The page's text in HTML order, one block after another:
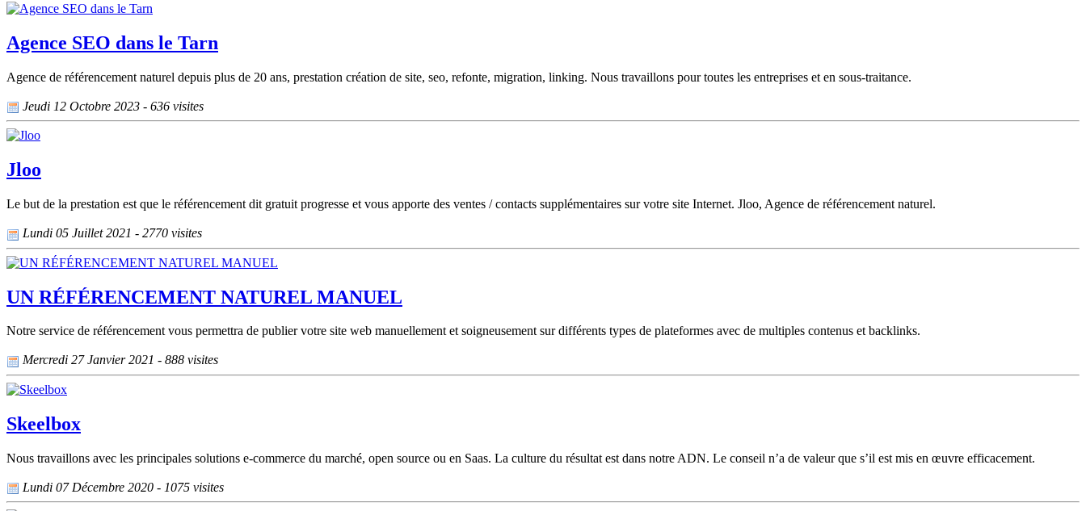
Agence SEO dans le Tarn
Agence de référencement naturel depuis plus de 20 ans, prestation création de site, seo, refonte, migration, linking. Nous travaillons pour toutes les entreprises et en sous-traitance.
Jeudi 12 Octobre 2023 - 636 visites
Jloo
Le but de la prestation est que le référencement dit gratuit progresse et vous apporte des ventes / contacts supplémentaires sur votre site Internet. Jloo, Agence de référencement naturel.
Lundi 05 Juillet 2021 - 2770 visites
UN RÉFÉRENCEMENT NATUREL MANUEL
Notre service de référencement vous permettra de publier votre site web manuellement et soigneusement sur différents types de plateformes avec de multiples contenus et backlinks.
Mercredi 27 Janvier 2021 - 888 visites
Skeelbox
Nous travaillons avec les principales solutions e-commerce du marché, open source ou en Saas. La culture du résultat est dans notre ADN. Le conseil n’a de valeur que s’il est mis en œuvre efficacement.
Lundi 07 Décembre 2020 - 1075 visites